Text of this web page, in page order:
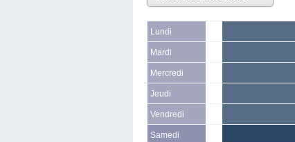
Lundi
Mardi
Mercredi
Jeudi
Vendredi
Samedi